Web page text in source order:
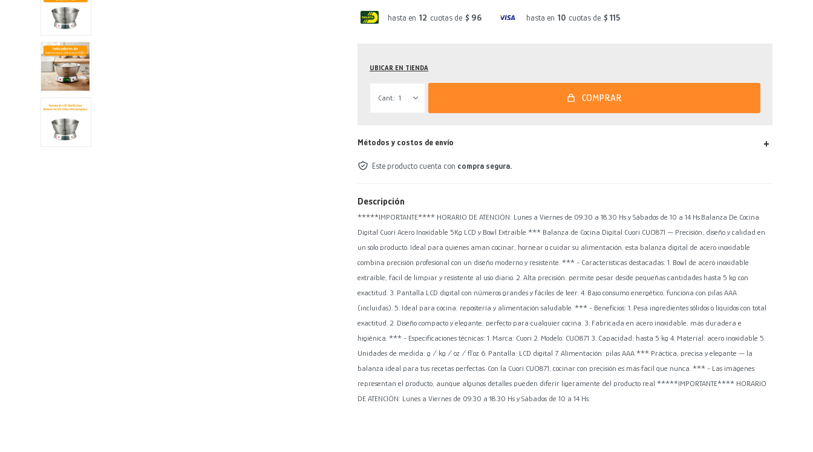
hasta en 12 cuotas de $ 96 hasta en 10 cuotas de $ 115
UBICAR EN TIENDA
1 COMPRAR
Métodos y costos de envío
Este producto cuenta con compra segura.
Descripción
*****IMPORTANTE**** HORARIO DE ATENCIÓN: Lunes a Viernes de 09.30 a 18.30 Hs y Sábados de 10 a 14 Hs.Balanza De Cocina
Digital Cuori Acero Inoxidable 5Kg LCD y Bowl Extraíble *** Balanza de Cocina Digital Cuori CUO871 — Precisión, diseño y calidad en
un solo producto. Ideal para quienes aman cocinar, hornear o cuidar su alimentación, esta balanza digital de acero inoxidable
combina precisión profesional con un diseño moderno y resistente. *** - Características destacadas: 1. Bowl de acero inoxidable
extraíble, fácil de limpiar y resistente al uso diario. 2. Alta precisión: permite pesar desde pequeñas cantidades hasta 5 kg con
exactitud. 3. Pantalla LCD digital con números grandes y fáciles de leer. 4. Bajo consumo energético, funciona con pilas AAA
(incluidas). 5. Ideal para cocina, repostería y alimentación saludable. *** - Beneficios: 1. Pesa ingredientes sólidos o líquidos con total
exactitud. 2. Diseño compacto y elegante, perfecto para cualquier cocina. 3. Fabricada en acero inoxidable, más duradera e
higiénica. *** - Especificaciones técnicas: 1. Marca: Cuori 2. Modelo: CUO871 3. Capacidad: hasta 5 kg 4. Material: acero inoxidable 5.
Unidades de medida: g / kg / oz / fl´oz 6. Pantalla: LCD digital 7. Alimentación: pilas AAA *** Práctica, precisa y elegante — la
balanza ideal para tus recetas perfectas. Con la Cuori CUO871, cocinar con precisión es más fácil que nunca. *** - Las imágenes
representan el producto, aunque algunos detalles pueden diferir ligeramente del producto real *****IMPORTANTE**** HORARIO
DE ATENCIÓN: Lunes a Viernes de 09.30 a 18.30 Hs y Sábados de 10 a 14 Hs.